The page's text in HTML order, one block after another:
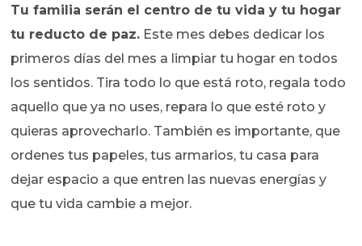
Tu familia serán el centro de tu vida y tu hogar
tu reducto de paz. Este mes debes dedicar los
primeros días del mes a limpiar tu hogar en todos
los sentidos. Tira todo lo que está roto, regala todo
aquello que ya no uses, repara lo que esté roto y
quieras aprovecharlo. También es importante, que
ordenes tus papeles, tus armarios, tu casa para
dejar espacio a que entren las nuevas energías y
que tu vida cambie a mejor.